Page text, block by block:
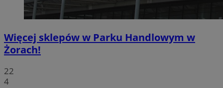
Więcej sklepów w Parku Handlowym w
Żorach!
22
4